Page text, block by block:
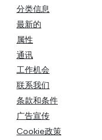
分类信息
最新的
属性
通讯
工作机会
联系我们
条款和条件
广告宣传
Cookie政策